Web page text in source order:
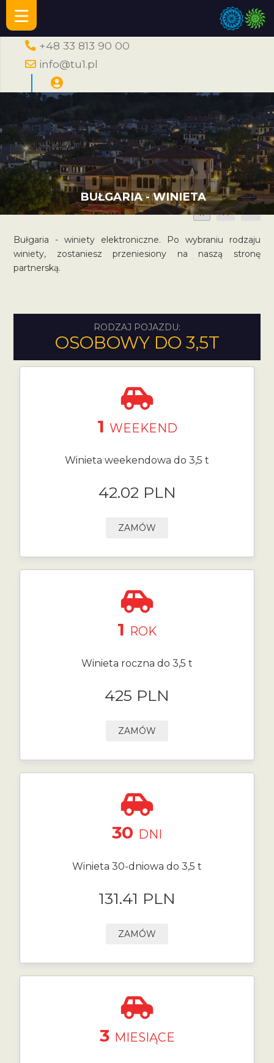
+48 33 813 90 00
info@tu1.pl
BUŁGARIA - WINIETA
A A
Bułgaria - winiety elektroniczne. Po wybraniu rodzaju
winiety, zostaniesz przeniesiony na naszą stronę
partnerską.
RODZAJ POJAZDU:
OSOBOWY DO 3,5T
1 WEEKEND
Winieta weekendowa do 3,5 t
42.02 PLN
ZAMÓW
1 ROK
Winieta roczna do 3,5 t
425 PLN
ZAMÓW
30 DNI
Winieta 30-dniowa do 3,5 t
131.41 PLN
ZAMÓW
3 MIESIĄCE